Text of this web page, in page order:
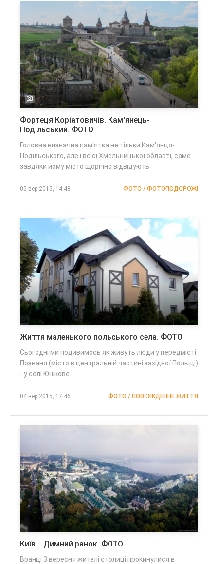
Фортеця Коріатовичів. Кам'янець-
Подільський. ФОТО
Головна визначна пам'ятка не тільки Кам'янця-
Подільського, але і всієї Хмельницької області, саме
завдяки йому місто щорічно відвідують
05 вер 2015, 14:48 ФОТО / ФОТОПОДОРОЖІ
Життя маленького польського села. ФОТО
Сьогодні ми подивимось як живуть люди у передмісті
Познаня (місто в центральній частині західної Польщі)
- у селі Юнікове.
04 вер 2015, 17:46 ФОТО / ПОВСЯКДЕННЕ ЖИТТЯ
Київ... Димний ранок. ФОТО
Вранці 3 вересня жителі столиці прокинулися в